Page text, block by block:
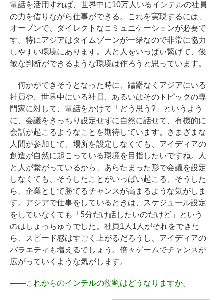
電話を活用すれば、世界中に10万人いるインテルの社員
の力を借りながら仕事ができる。これを実現するには、
オープンで、ダイレクトなコミュニケーションが必要で
す。特にアジアはタイムゾーンが一緒なので非常に協力
しやすい環境にあります。人と人をいっぱい繋げて、俊
敏な判断ができるような環境は作ろうと思っています。
何かができそうとなった時に、躊躇なくアジアにいる
社員や、世界中にいる社員、あるいはそのトピックの専
門家に対して、電話をかけて「どう思う?」というよう
に、会議をきっちり設定せずに自然に話せて、有機的に
会話が起こるようなことを期待しています。さまざまな
人間が参加して、場所を設定しなくても、アイディアの
創造が自然に起こっている環境を目指したいですね。人
と人が繋がっているから、あらたまった形で会議を設定
しなくても、そうしたことがいっぱい起こる、そうした
ら、企業として勝てるチャンスが高まるような気がしま
す。アジアで仕事をしているときは、スケジュール設定
をしていなくても「5分だけ話したいのだけど」という
のはしょっちゅうでした。社員1人1人がそれをできた
ら、スピード感はすごく上がるだろうし、アイディアの
バラエティも増えるでしょう。倍々ゲームでチャンスが
広がっていくような気がします。
――これからのインテルの役割はどうなりますか。